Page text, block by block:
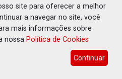
site para oferecer a melhor
a navegar no site, você
mais informações sobre
nossa Política de Cookies
Continuar